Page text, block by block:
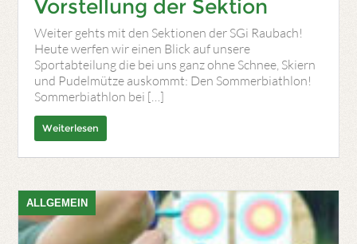
Vorstellung der Sektion
Weiter gehts mit den Sektionen der SGi Raubach!
Heute werfen wir einen Blick auf unsere
Sportabteilung die bei uns ganz ohne Schnee, Skiern
und Pudelmütze auskommt: Den Sommerbiathlon!
Sommerbiathlon bei […]
Weiterlesen
ALLGEMEIN